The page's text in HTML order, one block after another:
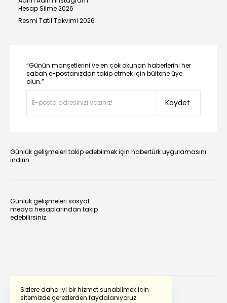
Sizlere daha iyi bir hizmet sunabilmek için
sitemizde çerezlerden faydalanıyoruz.
Hesap Silme 2026
Resmi Tatil Takvimi 2026
“Günün manşetlerini ve en çok okunan haberlerini her
sabah e-postanızdan takip etmek için bültene üye
olun.”
Kaydet
Günlük gelişmeleri takip edebilmek için habertürk uygulamasını
indirin
Günlük gelişmeleri sosyal
medya hesaplarından takip
edebilirsiniz.